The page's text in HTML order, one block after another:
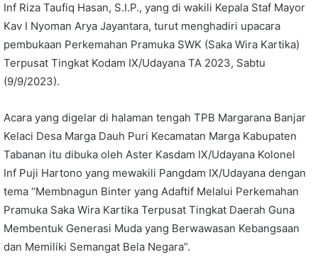
Inf Riza Taufiq Hasan, S.I.P., yang di wakili Kepala Staf Mayor
Kav I Nyoman Arya Jayantara, turut menghadiri upacara
pembukaan Perkemahan Pramuka SWK (Saka Wira Kartika)
Terpusat Tingkat Kodam IX/Udayana TA 2023, Sabtu
(9/9/2023).
Acara yang digelar di halaman tengah TPB Margarana Banjar
Kelaci Desa Marga Dauh Puri Kecamatan Marga Kabupaten
Tabanan itu dibuka oleh Aster Kasdam IX/Udayana Kolonel
Inf Puji Hartono yang mewakili Pangdam IX/Udayana dengan
tema “Membnagun Binter yang Adaftif Melalui Perkemahan
Pramuka Saka Wira Kartika Terpusat Tingkat Daerah Guna
Membentuk Generasi Muda yang Berwawasan Kebangsaan
dan Memiliki Semangat Bela Negara”.